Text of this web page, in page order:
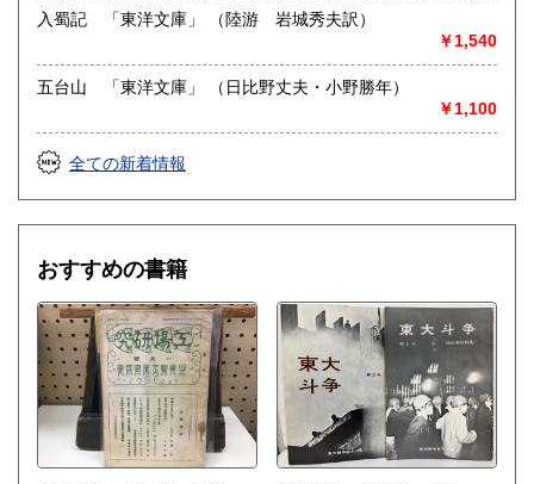
入蜀記 「東洋文庫」 （陸游 岩城秀夫訳）
￥1,540
五台山 「東洋文庫」 （日比野丈夫・小野勝年）
￥1,100
全ての新着情報
おすすめの書籍